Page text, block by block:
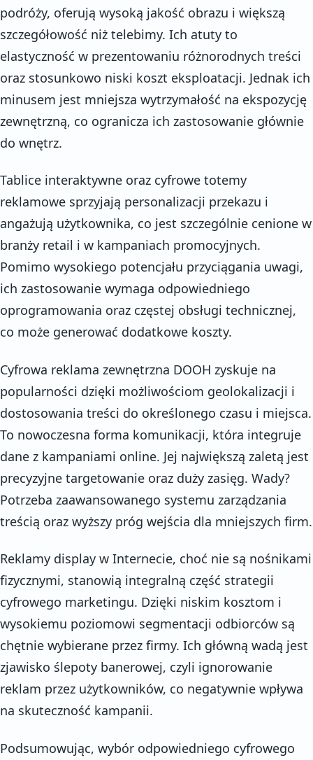
podróży, oferują wysoką jakość obrazu i większą
szczegółowość niż telebimy. Ich atuty to
elastyczność w prezentowaniu różnorodnych treści
oraz stosunkowo niski koszt eksploatacji. Jednak ich
minusem jest mniejsza wytrzymałość na ekspozycję
zewnętrzną, co ogranicza ich zastosowanie głównie
do wnętrz.
Tablice interaktywne oraz cyfrowe totemy
reklamowe sprzyjają personalizacji przekazu i
angażują użytkownika, co jest szczególnie cenione w
branży retail i w kampaniach promocyjnych.
Pomimo wysokiego potencjału przyciągania uwagi,
ich zastosowanie wymaga odpowiedniego
oprogramowania oraz częstej obsługi technicznej,
co może generować dodatkowe koszty.
Cyfrowa reklama zewnętrzna DOOH zyskuje na
popularności dzięki możliwościom geolokalizacji i
dostosowania treści do określonego czasu i miejsca.
To nowoczesna forma komunikacji, która integruje
dane z kampaniami online. Jej największą zaletą jest
precyzyjne targetowanie oraz duży zasięg. Wady?
Potrzeba zaawansowanego systemu zarządzania
treścią oraz wyższy próg wejścia dla mniejszych firm.
Reklamy display w Internecie, choć nie są nośnikami
fizycznymi, stanowią integralną część strategii
cyfrowego marketingu. Dzięki niskim kosztom i
wysokiemu poziomowi segmentacji odbiorców są
chętnie wybierane przez firmy. Ich główną wadą jest
zjawisko ślepoty banerowej, czyli ignorowanie
reklam przez użytkowników, co negatywnie wpływa
na skuteczność kampanii.
Podsumowując, wybór odpowiedniego cyfrowego